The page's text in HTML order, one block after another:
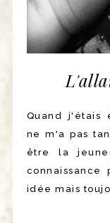
Quand j'étais
ne m'a pas
être la
connaissance
idée mais